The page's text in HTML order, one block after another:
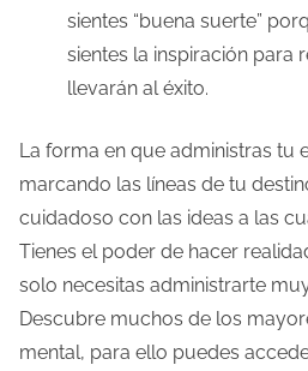
sientes “buena suerte”
sientes la inspiración para
llevarán al éxito.
La forma en que administras tu
marcando las líneas de tu
cuidadoso con las ideas a las
Tienes el poder de hacer
solo necesitas administrarte
Descubre muchos de los
mental, para ello puedes